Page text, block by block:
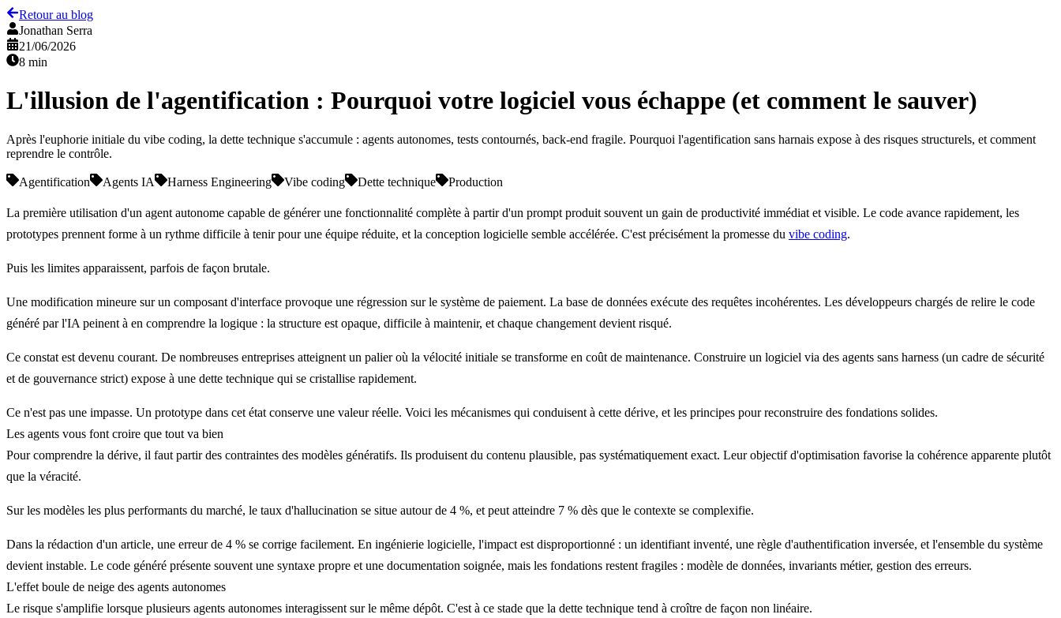
Retour au blog
Jonathan Serra
21/06/2026
8 min
L'illusion de l'agentification : Pourquoi votre logiciel vous échappe (et comment le sauver)
Après l'euphorie initiale du vibe coding, la dette technique s'accumule : agents autonomes, tests contournés, back-end fragile. Pourquoi l'agentification sans harnais expose à des risques structurels, et comment
reprendre le contrôle.
Agentification Agents IA Harness Engineering Vibe coding Dette technique Production
La première utilisation d'un agent autonome capable de générer une fonctionnalité complète à partir d'un prompt produit souvent un gain de productivité immédiat et visible. Le code avance rapidement, les
prototypes prennent forme à un rythme difficile à tenir pour une équipe réduite, et la conception logicielle semble accélérée. C'est précisément la promesse du vibe coding.
Puis les limites apparaissent, parfois de façon brutale.
Une modification mineure sur un composant d'interface provoque une régression sur le système de paiement. La base de données exécute des requêtes incohérentes. Les développeurs chargés de relire le code
généré par l'IA peinent à en comprendre la logique : la structure est opaque, difficile à maintenir, et chaque changement devient risqué.
Ce constat est devenu courant. De nombreuses entreprises atteignent un palier où la vélocité initiale se transforme en coût de maintenance. Construire un logiciel via des agents sans harness (un cadre de sécurité
et de gouvernance strict) expose à une dette technique qui se cristallise rapidement.
Ce n'est pas une impasse. Un prototype dans cet état conserve une valeur réelle. Voici les mécanismes qui conduisent à cette dérive, et les principes pour reconstruire des fondations solides.
Les agents vous font croire que tout va bien
Pour comprendre la dérive, il faut partir des contraintes des modèles génératifs. Ils produisent du contenu plausible, pas systématiquement exact. Leur objectif d'optimisation favorise la cohérence apparente plutôt
que la véracité.
Sur les modèles les plus performants du marché, le taux d'hallucination se situe autour de 4 %, et peut atteindre 7 % dès que le contexte se complexifie.
Dans la rédaction d'un article, une erreur de 4 % se corrige facilement. En ingénierie logicielle, l'impact est disproportionné : un identifiant inventé, une règle d'authentification inversée, et l'ensemble du système
devient instable. Le code généré présente souvent une syntaxe propre et une documentation soignée, mais les fondations restent fragiles : modèle de données, invariants métier, gestion des erreurs.
L'effet boule de neige des agents autonomes
Le risque s'amplifie lorsque plusieurs agents autonomes interagissent sur le même dépôt. C'est à ce stade que la dette technique tend à croître de façon non linéaire.